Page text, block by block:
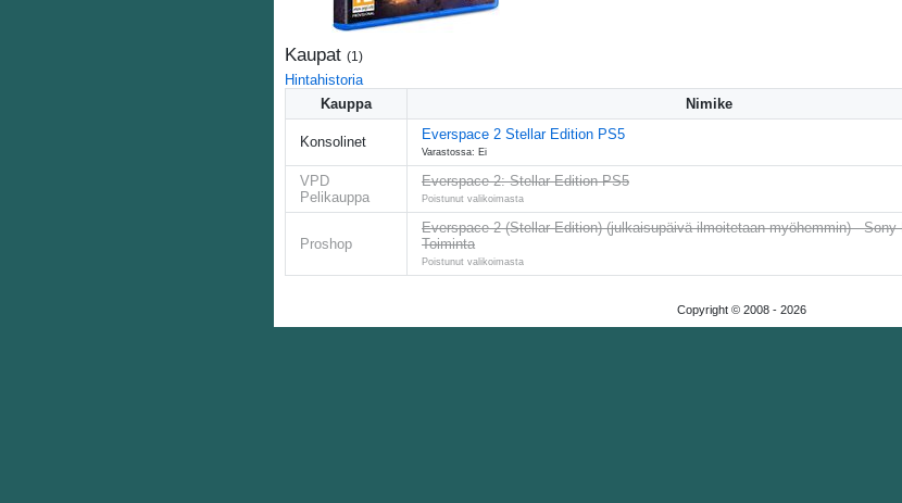
Kaupat (1 )
Hintahistoria
Kauppa
Nimike
Konsolinet Everspace 2 Stellar Edition PS5
Varastossa: Ei
VPD
Pelikauppa
Everspace 2: Stellar Edition PS5
Poistunut valikoimasta
Proshop
Everspace 2 (Stellar Edition) (julkaisupäivä ilmoitetaan myöhemmin) -
Toiminta
Poistunut valikoimasta
Copyright © 2008 - 2026